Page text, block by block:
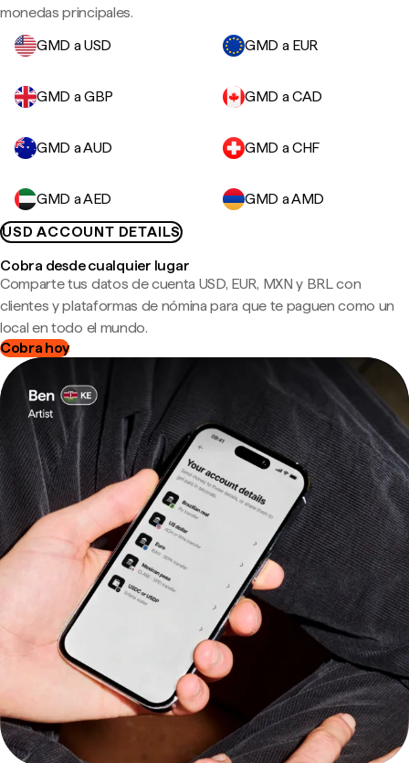
monedas principales.
GMD a USD
GMD a EUR
GMD a GBP GMD a CAD
GMD a AUD GMD a CHF
GMD a AED
GMD a AMD
USD ACCOUNT DETAILS
Cobra desde cualquier lugar
Comparte tus datos de cuenta USD, EUR, MXN y BRL con
clientes y plataformas de nómina para que te paguen como un
local en todo el mundo.
Cobra hoy